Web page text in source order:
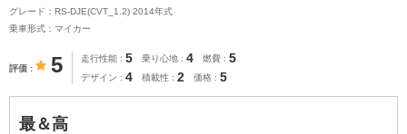
グレード：RS-DJE(CVT_1.2) 2014年式
乗車形式：マイカー
評価 5 走行性能 5 乗り心地 4 燃費 5
デザイン 4 積載性 2 価格 5
最＆高